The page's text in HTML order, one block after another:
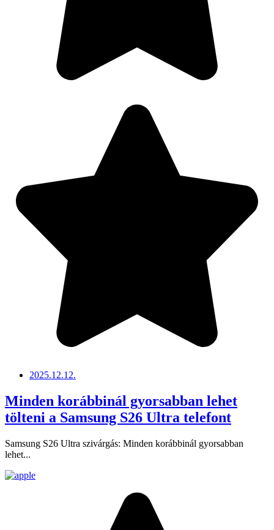
2025.12.12.
Minden korábbinál gyorsabban lehet
tölteni a Samsung S26 Ultra telefont
Samsung S26 Ultra szivárgás: Minden korábbinál gyorsabban
lehet...